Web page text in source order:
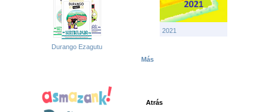
Durango Ezagutu
2021
Más
Atrás